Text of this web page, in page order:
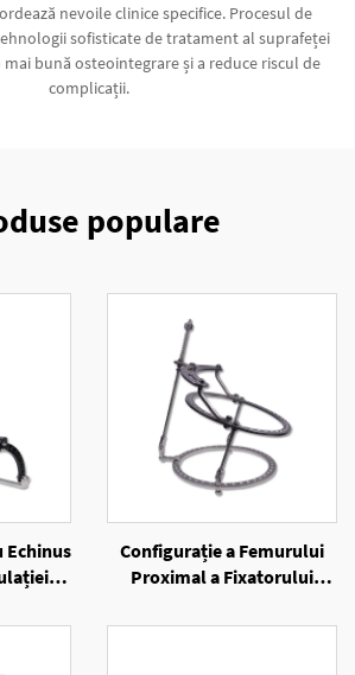
nevoile clinice specifice. Procesul de
sofisticate de tratament al suprafeței
bună osteointegrare și a reduce riscul de
complicații.
populare
Configurație a Femurului
Proximal a Fixatorului